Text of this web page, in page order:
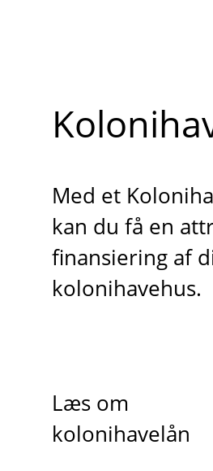
Med et
kan du få en
finansiering af
kolonihavehus.
Læs om
kolonihavelån